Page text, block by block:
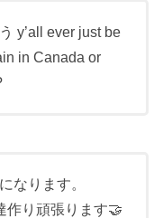
y’all ever just be
in Canada or
なります。
作り頑張ります🤝